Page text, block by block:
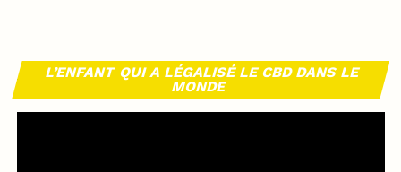
L’ENFANT QUI A LÉGALISÉ LE CBD DANS LE
MONDE